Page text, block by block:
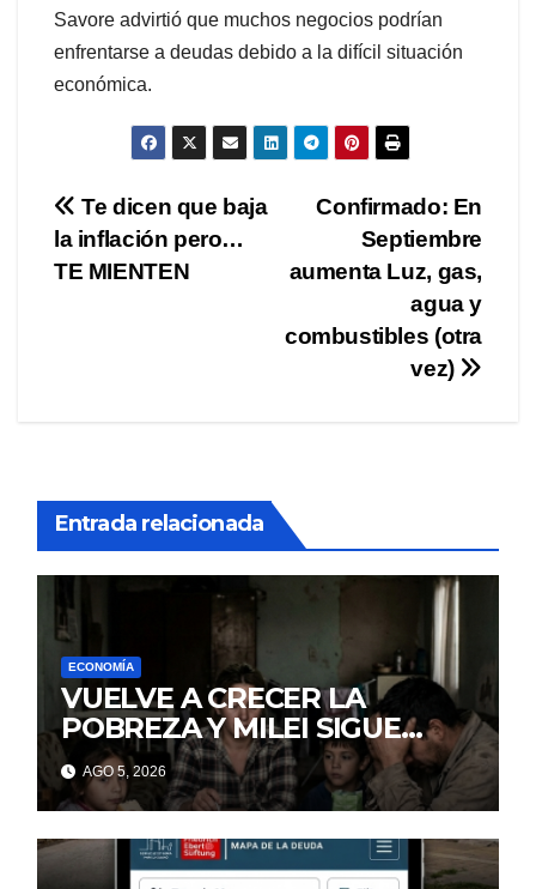
Savore advirtió que muchos negocios podrían
enfrentarse a deudas debido a la difícil situación
económica.
Navegación
de
Confirmado: En
Septiembre
aumenta Luz, gas,
agua y
combustibles (otra
vez)
Te dicen que baja
la inflación pero…
TE MIENTEN
Entrada relacionada
ECONOMÍA
VUELVE A CRECER LA
POBREZA Y MILEI SIGUE
MINTIENDO
AGO 5, 2026